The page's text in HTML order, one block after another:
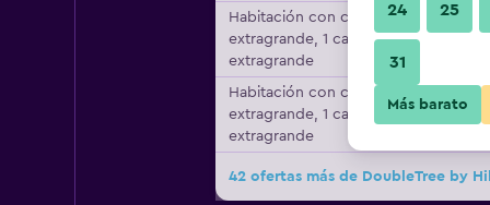
Habitación con cama
extragrande, 1 cama
extragrande
Habitación con cama
extragrande, 1 cama
extragrande
42 ofertas más de DoubleTree by
24 25
31
Más barato